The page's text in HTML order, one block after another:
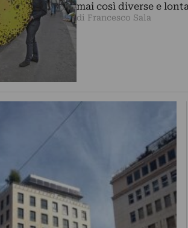
mai così diverse e
di Francesco Sala